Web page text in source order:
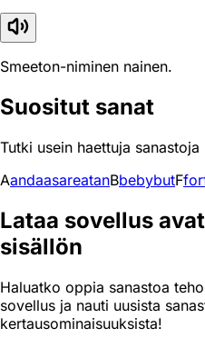
Smeeton-niminen nainen.
Suositut sanat
Tutki usein haettuja sanastoja
AandaasareatanBbebybutFfor
Lataa sovellus
sisällön
Haluatko oppia sanastoa
sovellus ja nauti uusista
kertausominaisuuksista!